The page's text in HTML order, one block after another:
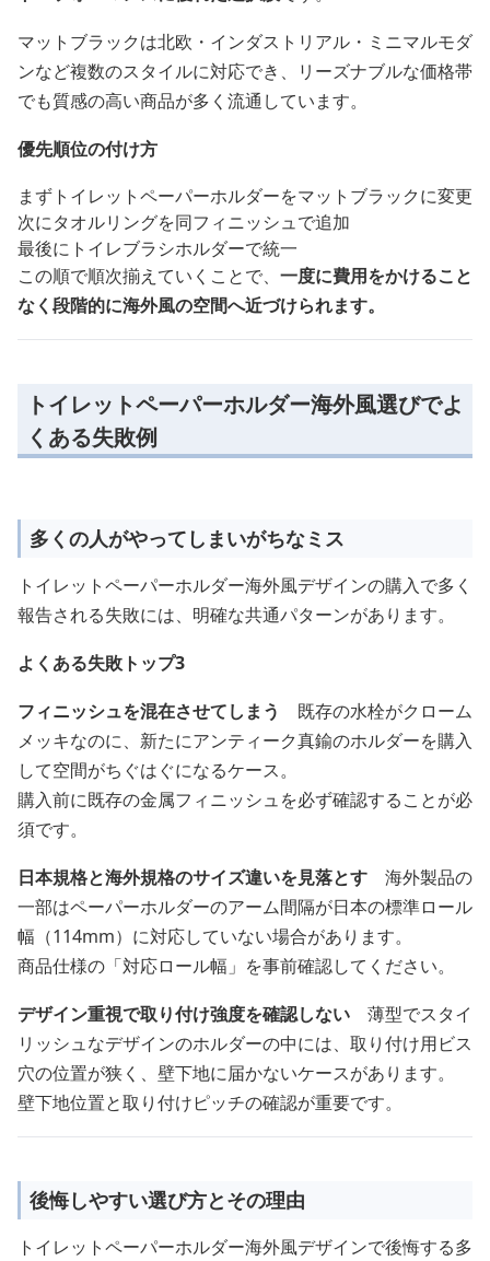
マットブラックは北欧・インダストリアル・ミニマルモダ
ンなど複数のスタイルに対応でき、リーズナブルな価格帯
でも質感の高い商品が多く流通しています。
優先順位の付け方
まずトイレットペーパーホルダーをマットブラックに変更
次にタオルリングを同フィニッシュで追加
最後にトイレブラシホルダーで統一
この順で順次揃えていくことで、 一度に費用をかけること
なく段階的に海外風の空間へ近づけられます。
トイレットペーパーホルダー海外風選びでよ
くある失敗例
多くの人がやってしまいがちなミス
トイレットペーパーホルダー海外風デザインの購入で多く
報告される失敗には、明確な共通パターンがあります。
よくある失敗トップ3
フィニッシュを混在させてしまう
既存の水栓がクローム
メッキなのに、新たにアンティーク真鍮のホルダーを購入
して空間がちぐはぐになるケース。
購入前に既存の金属フィニッシュを必ず確認することが必
須です。
日本規格と海外規格のサイズ違いを見落とす 海外製品の
一部はペーパーホルダーのアーム間隔が日本の標準ロール
幅（114mm）に対応していない場合があります。
商品仕様の「対応ロール幅」を事前確認してください。
デザイン重視で取り付け強度を確認しない 薄型でスタイ
リッシュなデザインのホルダーの中には、取り付け用ビス
穴の位置が狭く、壁下地に届かないケースがあります。
壁下地位置と取り付けピッチの確認が重要です。
後悔しやすい選び方とその理由
トイレットペーパーホルダー海外風デザインで後悔する多